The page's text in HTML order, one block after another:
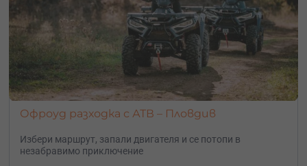
Офроуд разходка с АТВ – Пловдив
Избери маршрут, запали двигателя и се потопи в
незабравимо приключение